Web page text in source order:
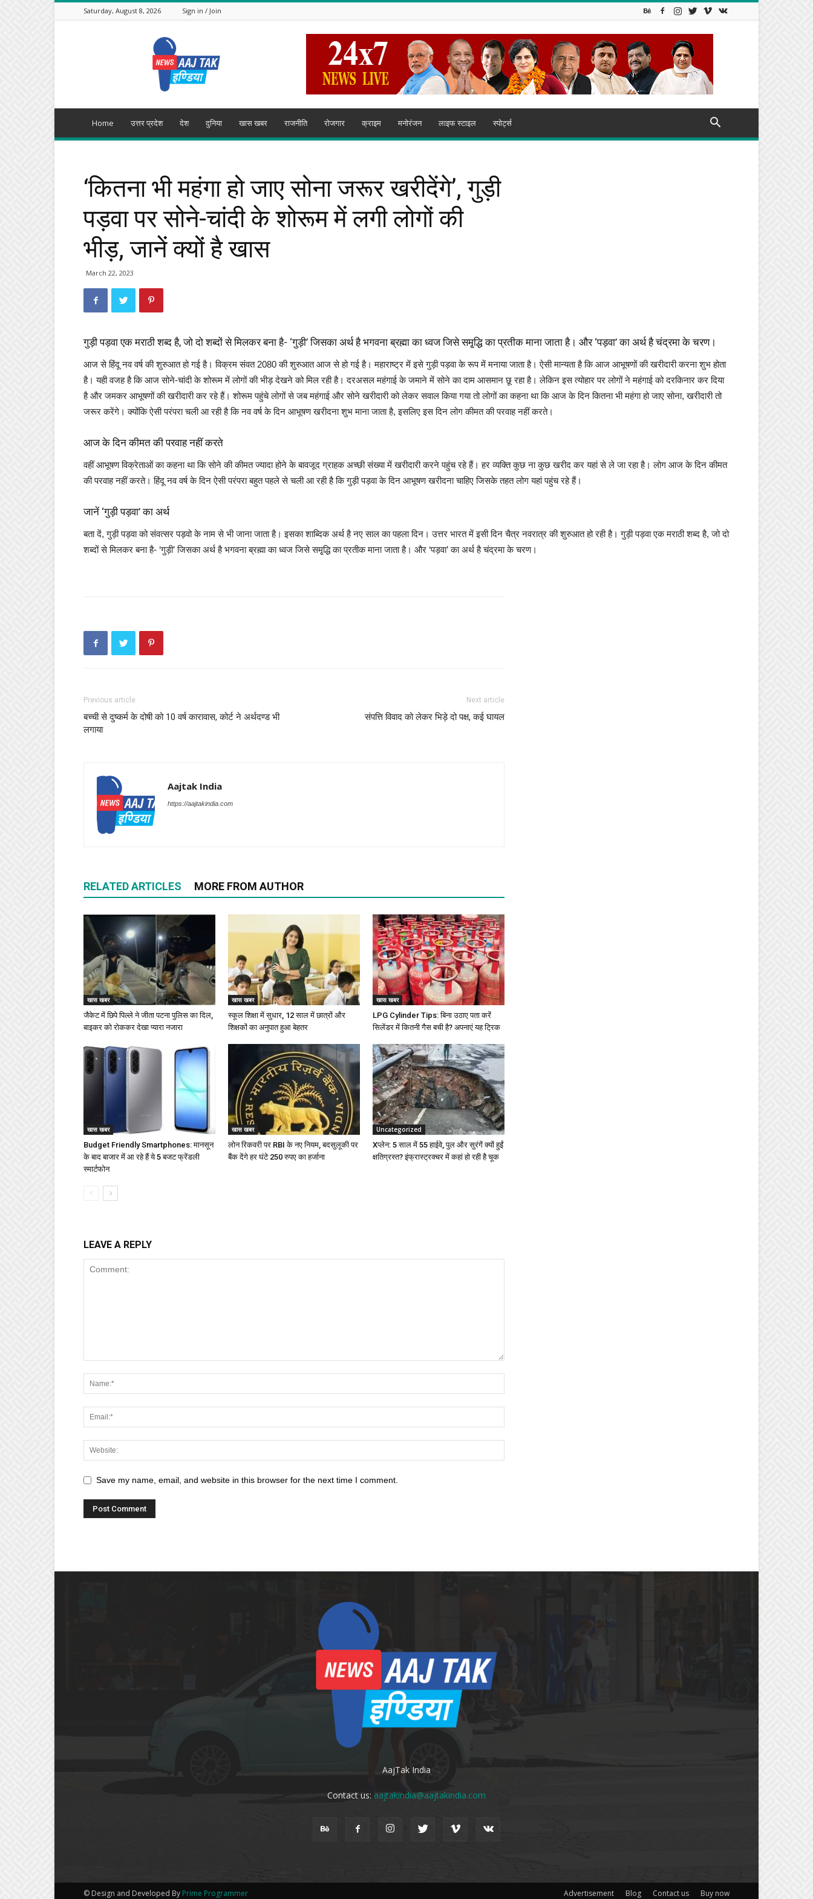
Saturday, August 8, 2026 Sign in / Join
India
Home उत्तर प्रदेश देश दुनिया खास खबर राजनीति रोजगार क्राइम मनोरंजन लाइफ स्टाइल स्पोर्ट्स
‘कितना भी महंगा हो जाए सोना जरूर खरीदेंगे’, गुड़ी
पड़वा पर सोने-चांदी के शोरूम में लगी लोगों की
भीड़, जानें क्यों है खास
March 22, 2023
गुड़ी पड़वा एक मराठी शब्द है, जो दो शब्दों से मिलकर बना है- ‘गुड़ी’ जिसका अर्थ है भगवना ब्रह्मा का ध्वज जिसे समृ्द्धि का प्रतीक माना जाता है। और ‘पड़वा’ का अर्थ है चंद्रमा के चरण।
आज से हिंदू नव वर्ष की शुरुआत हो गई है। विक्रम संवत 2080 की शुरुआत आज से हो गई है। महाराष्ट्र में इसे गुड़ी पड़वा के रूप में मनाया जाता है। ऐसी मान्यता है कि आज आभूषणों की खरीदारी करना शुभ होता
है। यही वजह है कि आज सोने-चांदी के शोरूम में लोगों की भीड़ देखने को मिल रही है। दरअसल महंगाई के जमाने में सोने का दाम आसमान छू रहा है। लेकिन इस त्योहार पर लोगों ने महंगाई को दरकिनार कर दिया
है और जमकर आभूषणों की खरीदारी कर रहे हैं। शोरूम पहुंचे लोगों से जब महंगाई और सोने खरीदारी को लेकर सवाल किया गया तो लोगों का कहना था कि आज के दिन कितना भी महंगा हो जाए सोना, खरीदारी तो
जरूर करेंगे। क्योंकि ऐसी परंपरा चली आ रही है कि नव वर्ष के दिन आभूषण खरीदना शुभ माना जाता है, इसलिए इस दिन लोग कीमत की परवाह नहीं करते।
आज के दिन कीमत की परवाह नहीं करते
वहीं आभूषण विक्रेताओं का कहना था कि सोने की कीमत ज्यादा होने के बावजूद ग्राहक अच्छी संख्या में खरीदारी करने पहुंच रहे हैं। हर व्यक्ति कुछ ना कुछ खरीद कर यहां से ले जा रहा है। लोग आज के दिन कीमत
की परवाह नहीं करते। हिंदू नव वर्ष के दिन ऐसी परंपरा बहुत पहले से चली आ रही है कि गुड़ी पड़वा के दिन आभूषण खरीदना चाहिए जिसके तहत लोग यहां पहुंच रहे हैं।
जानें ‘गुड़ी पड़वा’ का अर्थ
बता दें, गुड़ी पड़वा को संवत्सर पड़वो के नाम से भी जाना जाता है। इसका शाब्दिक अर्थ है नए साल का पहला दिन। उत्तर भारत में इसी दिन चैत्र नवरात्र की शुरुआत हो रही है। गुड़ी पड़वा एक मराठी शब्द है, जो दो
शब्दों से मिलकर बना है- ‘गुड़ी’ जिसका अर्थ है भगवना ब्रह्मा का ध्वज जिसे समृ्द्धि का प्रतीक माना जाता है। और ‘पड़वा’ का अर्थ है चंद्रमा के चरण।
Previous article
बच्ची से दुष्कर्म के दोषी को 10 वर्ष कारावास, कोर्ट ने अर्थदण्ड भी
लगाया
Next article
संपत्ति विवाद को लेकर भिड़े दो पक्ष, कई घायल
Aajtak India
https://aajtakindia.com
RELATED ARTICLES MORE FROM AUTHOR
खास खबर
जैकेट में छिपे पिल्ले ने जीता पटना पुलिस का दिल,
बाइकर को रोककर देखा प्यारा नजारा
खास खबर
स्कूल शिक्षा में सुधार, 12 साल में छात्रों और
शिक्षकों का अनुपात हुआ बेहतर
खास खबर
LPG Cylinder Tips: बिना उठाए पता करें
सिलेंडर में कितनी गैस बची है? अपनाएं यह ट्रिक
खास खबर
Budget Friendly Smartphones: मानसून
के बाद बाजार में आ रहे हैं ये 5 बजट फ्रेंडली
स्मार्टफोन
खास खबर
लोन रिकवरी पर RBI के नए नियम, बदसुलूकी पर
बैंक देंगे हर घंटे 250 रुपए का हर्जाना
Uncategorized
Xप्लेन: 5 साल में 55 हाईवे, पुल और सुरंगें क्यों हुईं
क्षतिग्रस्त? इंफ्रास्ट्रक्चर में कहां हो रही है चूक
LEAVE A REPLY
Save my name, email, and website in this browser for the next time I comment.
AajTak India
Contact us: aajtakindia@aajtakindia.com
Advertisement Blog Contact us Buy now
© Design and Developed By Prime Programmer